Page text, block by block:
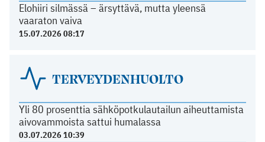
Elohiiri silmässä – ärsyttävä, mutta yleensä
vaaraton vaiva
15.07.2026 08:17
TERVEYDENHUOLTO
Yli 80 prosenttia sähköpotkulautailun aiheuttamista
aivovammoista sattui humalassa
03.07.2026 10:39